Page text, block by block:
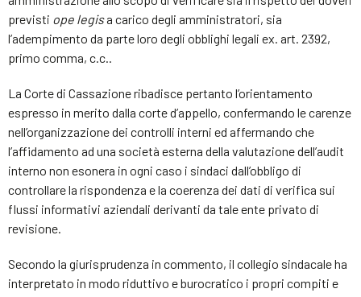
previsti ope legisa carico degli amministratori, sia
l’adempimento da parte loro degli obblighi legali ex. art. 2392,
primo comma, c.c..
La Corte di Cassazione ribadisce pertanto l’orientamento
espresso in merito dalla corte d’appello, confermando le carenze
nell’organizzazione dei controlli interni ed affermando che
l’affidamento ad una società esterna della valutazione dell’audit
interno non esonera in ogni caso i sindaci dall’obbligo di
controllare la rispondenza e la coerenza dei dati di verifica sui
flussi informativi aziendali derivanti da tale ente privato di
revisione.
Secondo la giurisprudenza in commento, il collegio sindacale ha
interpretato in modo riduttivo e burocratico i propri compiti e